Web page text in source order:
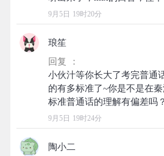
9月5日 19时20分
琅笙
回复 ：
小伙汁等你长大了考完普通
的有多标准了~你是不是在
9月5日 19时24分
陶小二